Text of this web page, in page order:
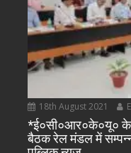
18th August 2021
*ई०सी०आर०के०यू० के
बैठक रेल मंडल में